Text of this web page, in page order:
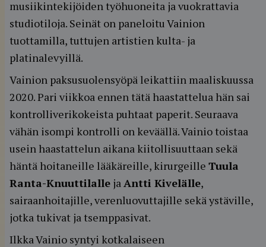
musiikintekijöiden työhuoneita ja vuokrattavia
studiotiloja. Seinät on paneloitu Vainion
tuottamilla, tuttujen artistien kulta- ja
platinalevyillä.
Vainion paksusuolensyöpä leikattiin maaliskuussa
2020. Pari viikkoa ennen tätä haastattelua hän sai
kontrolliverikokeista puhtaat paperit. Seuraava
vähän isompi kontrolli on keväällä. Vainio toistaa
usein haastattelun aikana kiitollisuuttaan sekä
häntä hoitaneille lääkäreille, kirurgeille Tuula
Ranta-Knuuttilalle jaAntti Kivelälle,
sairaanhoitajille, verenluovuttajille sekä ystäville,
jotka tukivat ja tsemppasivat.
Ilkka Vainio syntyi kotkalaiseen